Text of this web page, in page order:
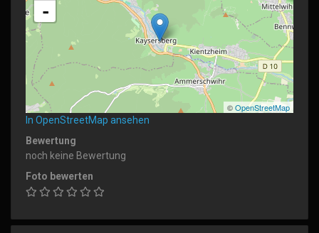
-
©OpenStreetMap
In OpenStreetMap ansehen
Bewertung
noch keine Bewertung
Foto bewerten